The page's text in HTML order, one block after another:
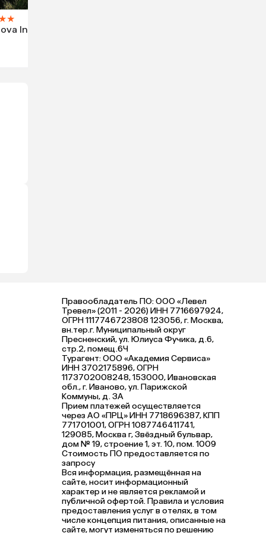
★
Inn
Правообладатель ПО: ООО «Левел
Тревел» (2011 - 2026) ИНН 7716697924,
ОГРН 1117746723808 123056, г. Москва,
вн.тер.г. Муниципальный округ
Пресненский, ул. Юлиуса Фучика, д.6,
стр.2, помещ.6Ч
Турагент: ООО «Академия Сервиса»
ИНН 3702175896, ОГРН
1173702008248, 153000, Ивановская
обл., г. Иваново, ул. Парижской
Коммуны, д. ЗА
Прием платежей осуществляется
через АО «ПРЦ» ИНН 7718696387, КПП
771701001, ОГРН 1087746411741,
129085, Москва г, Звёздный бульвар,
дом № 19, строение 1, эт. 10, пом. 1009
Стоимость ПО предоставляется по
запросу
Вся информация, размещённая на
сайте, носит информационный
характер и не является рекламой и
публичной офертой. Правила и условия
предоставления услуг в отелях, в том
числе концепция питания, описанные на
сайте, могут изменяться по решению